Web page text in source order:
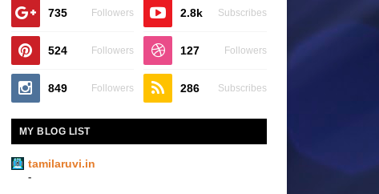
735 Followers 2.8k Subscribes
524 Followers 127 Followers
849 Followers 286 Subscribes
MY BLOG LIST
tamilaruvi.in
-